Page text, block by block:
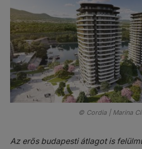
© Cordia | Marina
Az erős budapesti átlagot is